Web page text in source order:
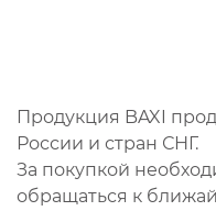
Продукция BAXI
России и стран СНГ.
За покупкой
обращаться к